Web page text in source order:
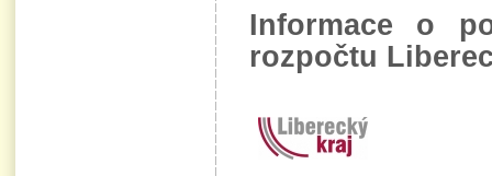
Informace o
rozpočtu